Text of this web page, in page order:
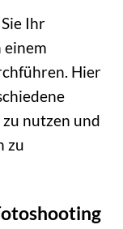
Ihr
einem
Hier
nutzen und
zu